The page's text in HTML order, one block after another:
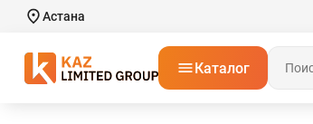
Астана
Каталог